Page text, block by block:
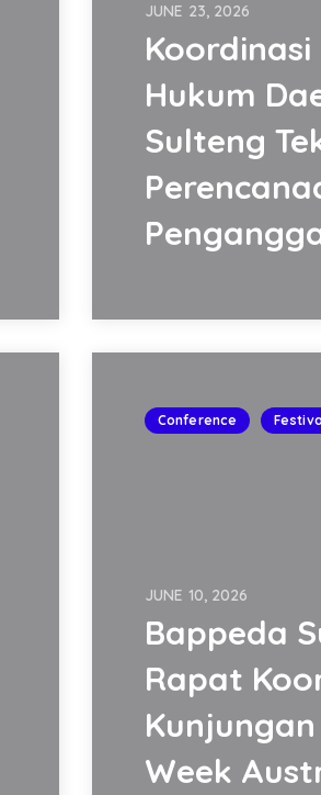
JUNE 23, 2026
Hukum
Sulteng
Conference
JUNE 10, 2026
Bappeda
Rapat
Week